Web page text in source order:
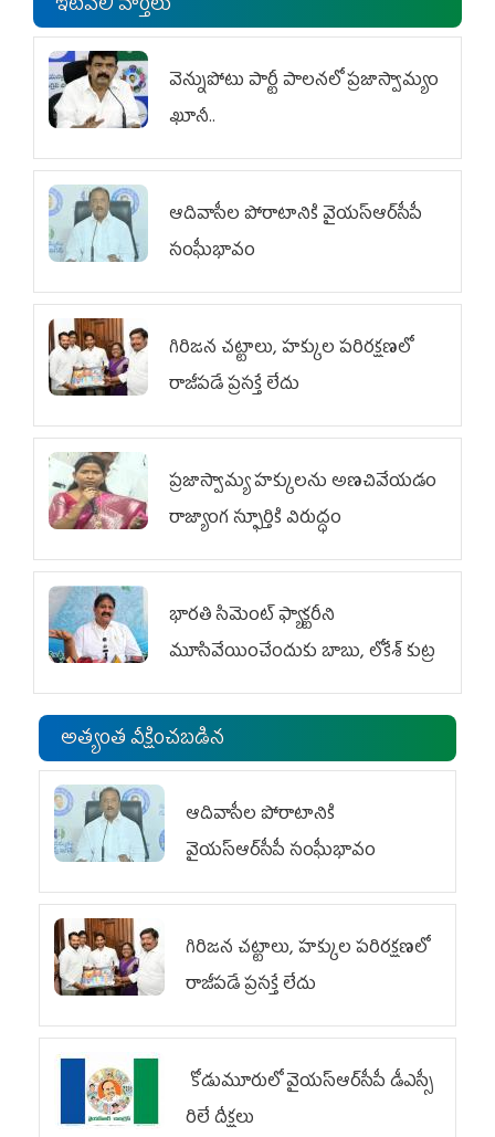
వెన్నుపోటు పార్టీ పాలనలో ప్రజాస్వామ్యం
ఖూనీ..
ఆదివాసీల పోరాటానికి వైయ‌స్ఆర్‌సీపీ
సంఘీభావం
గిరిజన చట్టాలు, హక్కుల పరిరక్షణలో
రాజీపడే ప్రసక్తే లేదు
ప్రజాస్వామ్య హక్కులను అణచివేయడం
రాజ్యాంగ స్ఫూర్తికి విరుద్ధం
భారతి సిమెంట్ ఫ్యాక్టరీని
మూసివేయించేందుకు బాబు, లోకేశ్ కుట్ర
అత్యంత వీక్షించబడిన
ఆదివాసీల పోరాటానికి
వైయ‌స్ఆర్‌సీపీ సంఘీభావం
గిరిజన చట్టాలు, హక్కుల పరిరక్షణలో
రాజీపడే ప్రసక్తే లేదు
కోడుమూరులో వైయ‌స్ఆర్‌సీపీ డీఎస్సీ
రిలే దీక్షలు